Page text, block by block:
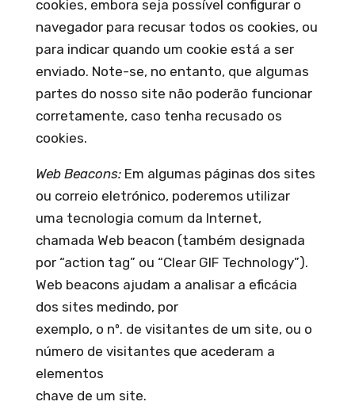
cookies, embora seja possível configurar o
navegador para recusar todos os cookies, ou
para indicar quando um cookie está a ser
enviado. Note-se, no entanto, que algumas
partes do nosso site não poderão funcionar
corretamente, caso tenha recusado os
cookies.
Web Beacons:Em algumas páginas dos sites
ou correio eletrónico, poderemos utilizar
uma tecnologia comum da Internet,
chamada Web beacon (também designada
por “action tag” ou “Clear GIF Technology”).
Web beacons ajudam a analisar a eficácia
dos sites medindo, por
exemplo, o nº. de visitantes de um site, ou o
número de visitantes que acederam a
elementos
chave de um site.